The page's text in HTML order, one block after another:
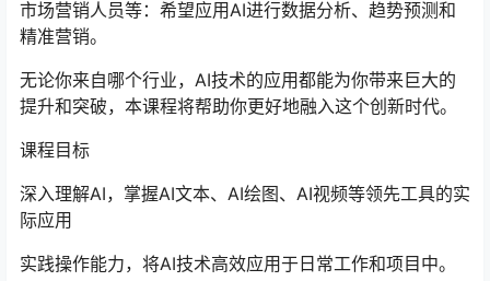
市场营销人员等：希望应用AI进行数据分析、趋势预测和
精准营销。
无论你来自哪个行业，AI技术的应用都能为你带来巨大的
提升和突破，本课程将帮助你更好地融入这个创新时代。
课程目标
深入理解AI，掌握AI文本、AI绘图、AI视频等领先工具的实
际应用
实践操作能力，将AI技术高效应用于日常工作和项目中。